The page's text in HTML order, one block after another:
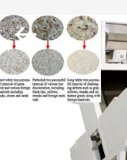
ДОМ
ПРОДУКТЫ
Optoelectronic
High-
tech
Co.,Ltd.
All
Rights
Reserved.